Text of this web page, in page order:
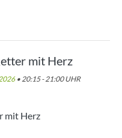
mit Herz
• 20:15 - 21:00 UHR
mit Herz